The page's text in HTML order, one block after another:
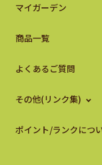
マイガーデン
商品一覧
よくあるご質問
その他(リンク集)
ポイント/ランクにつ